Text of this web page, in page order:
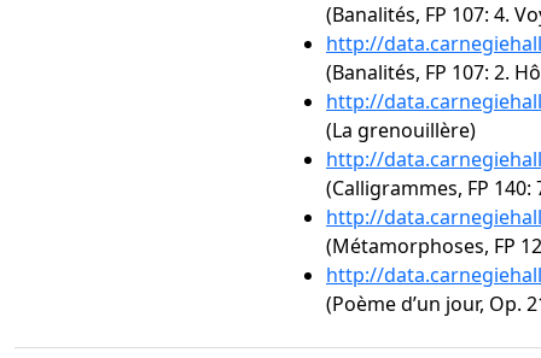
(Banalités, FP 107: 4.
http://
(Banalités, FP 107: 2.
http://
(La grenouillère)
http://
(Calligrammes, FP 140:
http://
(Métamorphoses, FP
http://
(Poème d’un jour, Op.